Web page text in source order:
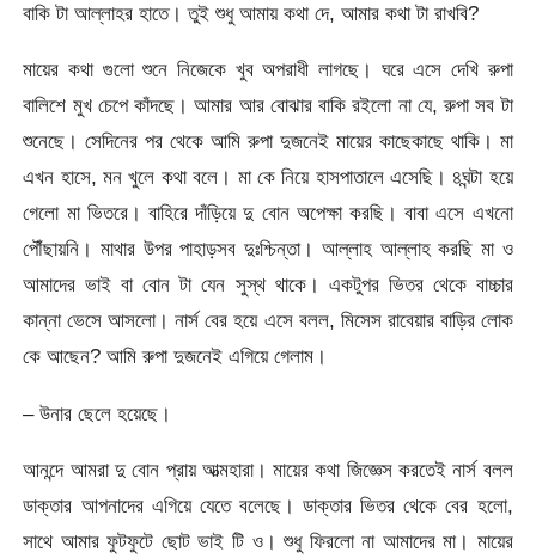
বাকি টা আল্লাহর হাতে। তুই শুধু আমায় কথা দে, আমার কথা টা রাখবি?
মায়ের কথা গুলো শুনে নিজেকে খুব অপরাধী লাগছে। ঘরে এসে দেখি রুপা
বালিশে মুখ চেপে কাঁদছে। আমার আর বোঝার বাকি রইলো না যে, রুপা সব টা
শুনেছে। সেদিনের পর থেকে আমি রুপা দুজনেই মায়ের কাছেকাছে থাকি। মা
এখন হাসে, মন খুলে কথা বলে। মা কে নিয়ে হাসপাতালে এসেছি। ৪ঘন্টা হয়ে
গেলো মা ভিতরে। বাহিরে দাঁড়িয়ে দু বোন অপেক্ষা করছি। বাবা এসে এখনো
পৌঁছায়নি। মাথার উপর পাহাড়সব দুঃশ্চিন্তা। আল্লাহ আল্লাহ করছি মা ও
আমাদের ভাই বা বোন টা যেন সুস্থ থাকে। একটুপর ভিতর থেকে বাচ্চার
কান্না ভেসে আসলো। নার্স বের হয়ে এসে বলল, মিসেস রাবেয়ার বাড়ির লোক
কে আছেন? আমি রুপা দুজনেই এগিয়ে গেলাম।
– উনার ছেলে হয়েছে।
আনন্দে আমরা দু বোন প্রায় আত্মহারা। মায়ের কথা জিজ্ঞেস করতেই নার্স বলল
ডাক্তার আপনাদের এগিয়ে যেতে বলেছে। ডাক্তার ভিতর থেকে বের হলো,
সাথে আমার ফুটফুটে ছোট ভাই টি ও। শুধু ফিরলো না আমাদের মা। মায়ের